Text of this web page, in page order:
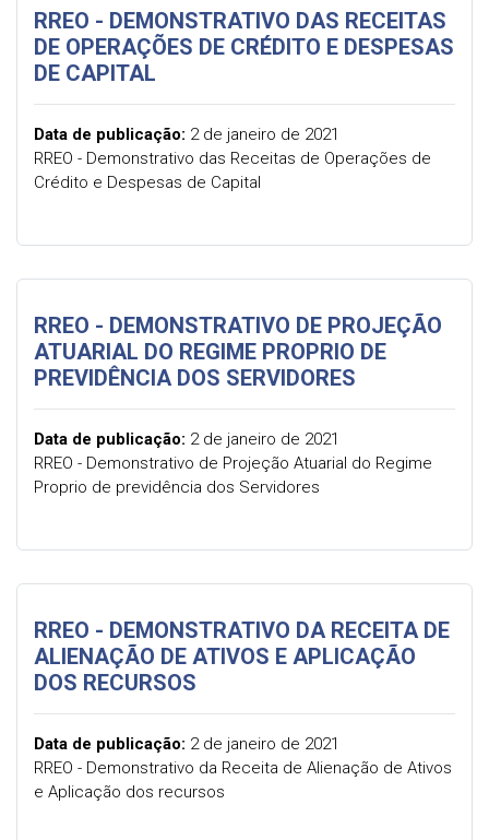
RREO - DEMONSTRATIVO DAS RECEITAS
DE OPERAÇÕES DE CRÉDITO E DESPESAS
DE CAPITAL
Data de publicação: 2 de janeiro de 2021
RREO - Demonstrativo das Receitas de Operações de
Crédito e Despesas de Capital
RREO - DEMONSTRATIVO DE PROJEÇÃO
ATUARIAL DO REGIME PROPRIO DE
PREVIDÊNCIA DOS SERVIDORES
Data de publicação: 2 de janeiro de 2021
RREO - Demonstrativo de Projeção Atuarial do Regime
Proprio de previdência dos Servidores
RREO - DEMONSTRATIVO DA RECEITA DE
ALIENAÇÃO DE ATIVOS E APLICAÇÃO
DOS RECURSOS
Data de publicação: 2 de janeiro de 2021
RREO - Demonstrativo da Receita de Alienação de Ativos
e Aplicação dos recursos